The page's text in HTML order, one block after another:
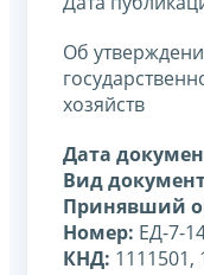
Об
хозяйств
Дата
Вид
Принявший
Номер: ЕД-7-
КНД: 1111501,